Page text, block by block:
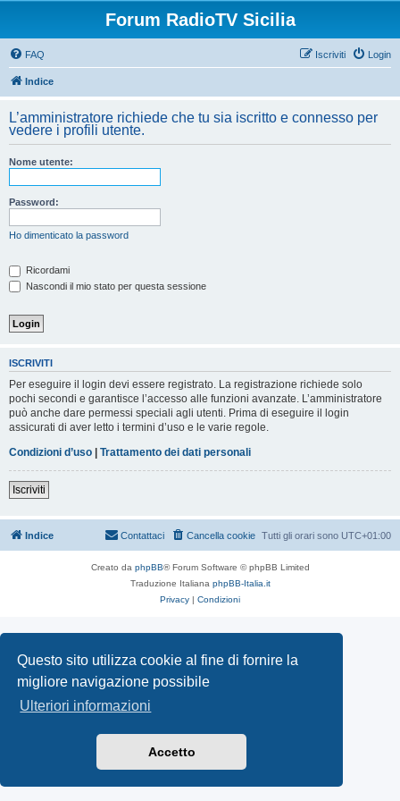
Questo sito utilizza cookie al fine di fornire la
migliore navigazione possibile
Ulteriori informazioni
Accetto
Forum RadioTV Sicilia
FAQ Login
Iscriviti
Indice
L’amministratore richiede che tu sia iscritto e connesso per
vedere i profili utente.
Nome utente:
Password:
Ho dimenticato la password
Ricordami
Nascondi il mio stato per questa sessione
ISCRIVITI
Per eseguire il login devi essere registrato. La registrazione richiede solo
pochi secondi e garantisce l’accesso alle funzioni avanzate. L’amministratore
può anche dare permessi speciali agli utenti. Prima di eseguire il login
assicurati di aver letto i termini d’uso e le varie regole.
Condizioni d’uso | Trattamento dei dati personali
Iscriviti
Indice Tutti gli orari sono UTC+01:00
Cancella cookie
Contattaci
Creato da phpBB® Forum Software © phpBB Limited
Traduzione Italiana phpBB-Italia.it
Privacy | Condizioni